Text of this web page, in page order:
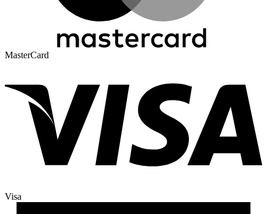
MasterCard
Visa